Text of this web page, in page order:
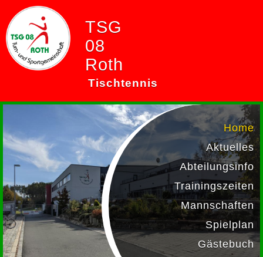
TSG
08
Roth
Tischtennis
Home
Aktuelles
Abteilungsinfo
Trainingszeiten
Mannschaften
Spielplan
Gästebuch